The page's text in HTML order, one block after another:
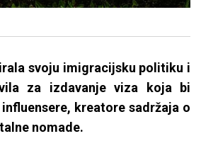
svoju imigracijsku politiku i
za izdavanje viza koja bi
kreatore sadržaja o
nomade.